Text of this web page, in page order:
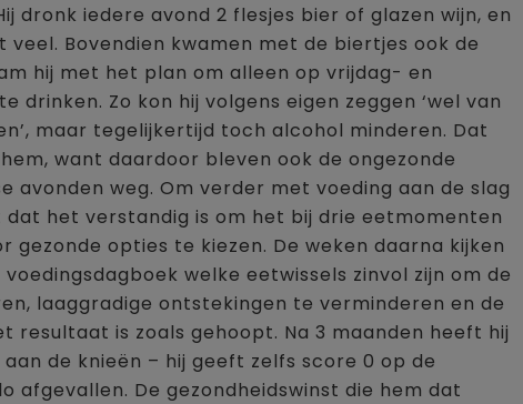
dronk iedere avond 2 flesjes bier of glazen wijn, en
veel. Bovendien kwamen met de biertjes ook de
hij met het plan om alleen op vrijdag- en
drinken. Zo kon hij volgens eigen zeggen ‘wel van
maar tegelijkertijd toch alcohol minderen. Dat
want daardoor bleven ook de ongezonde
avonden weg. Om verder met voeding aan de slag
dat het verstandig is om het bij drie eetmomenten
gezonde opties te kiezen. De weken daarna kijken
welke eetwissels zinvol zijn om de
laaggradige ontstekingen te verminderen en de
resultaat is zoals gehoopt. Na 3 maanden heeft hij
de knieën – hij geeft zelfs score 0 op de
afgevallen. De gezondheidswinst die hem dat